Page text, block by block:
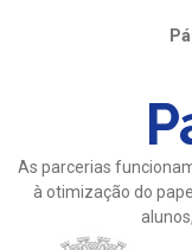
As parcerias
à otimização do